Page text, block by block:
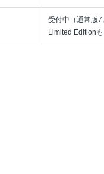
受付中（通常版
Limited Editionも